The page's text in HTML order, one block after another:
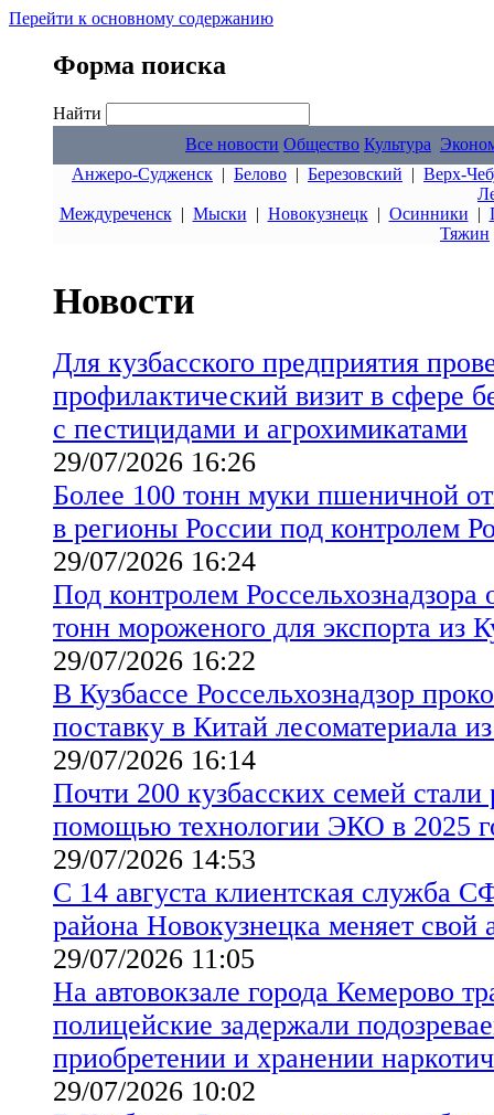
Перейти к основному содержанию
Форма поиска
Найти
Все новости Общество Культура
Анжеро-Судженск | Белово | Березовский | Верх-
Междуреченск| Мыски | Новокузнецк| Осинники |
Тяжин
Новости
Для кузбасского предприятия
профилактический визит в сфере
с пестицидами и агрохимикатами
29/07/2026 16:26
Более 100 тонн муки пшеничной
в регионы России под контролем
29/07/2026 16:24
Под контролем Россельхознадзора
тонн мороженого для экспорта из
29/07/2026 16:22
В Кузбассе Россельхознадзор
поставку в Китай лесоматериала
29/07/2026 16:14
Почти 200 кузбасских семей стали
помощью технологии ЭКО в 2025
29/07/2026 14:53
С 14 августа клиентская служба
района Новокузнецка меняет свой
29/07/2026 11:05
На автовокзале города Кемерово
полицейские задержали
приобретении и хранении
29/07/2026 10:02